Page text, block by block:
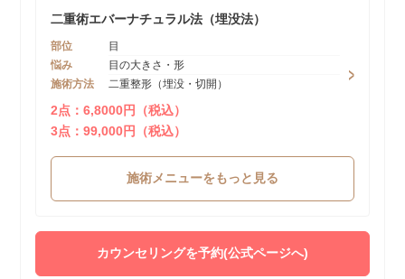
二重術エバーナチュラル法（埋没法）
部位
目
悩み
目の大きさ・形
施術方法
二重整形（埋没・切開）
2点：6,8000円（税込）
3点：99,000円（税込）
施術メニューをもっと見る
カウンセリングを予約(公式ページへ)